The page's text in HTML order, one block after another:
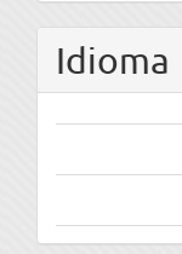
Idioma